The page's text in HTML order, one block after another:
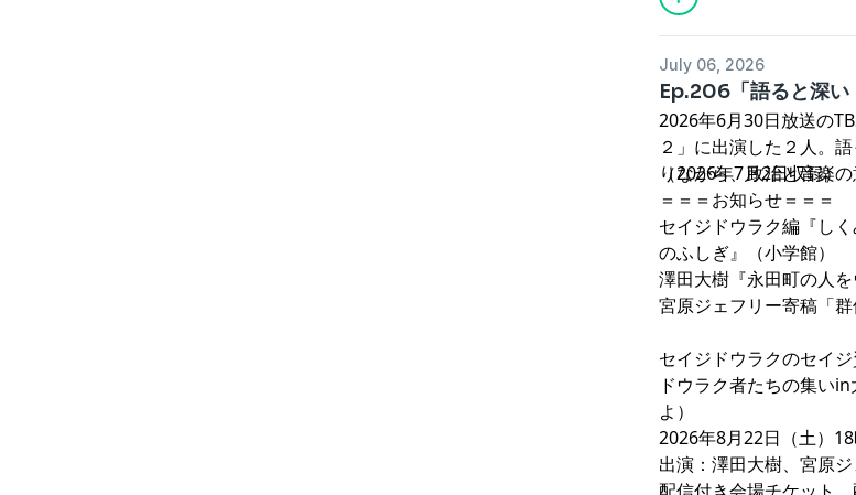
July 06, 2026
Ep.206「語ると深い
2026年6月30日放送の
２」に出演した２人。
りながら、政治と音楽
（2026年7月2日収録）
＝＝＝お知らせ＝＝＝
セイジドウラク編『し
のふしぎ⁠』（小学館）
澤田大樹『永田町の人
宮原ジェフリー寄稿 「
セイジドウラクのセイ
ドウラク者たちの集い
よ）
2026年8月22日（土）
出演：澤田大樹、宮原